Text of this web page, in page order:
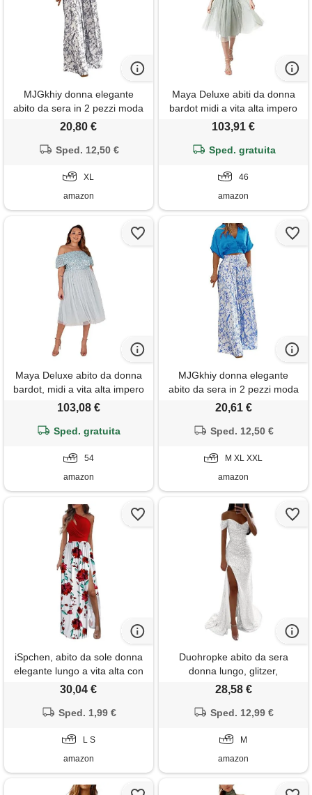
MJGkhiy donna elegante
abito da sera in 2 pezzi moda
canotta & pantaloni cerimonia
gamba larga suit leggera
20,80 €
Sped. 12,50 €
XL
amazon
Maya Deluxe abiti da donna
bardot midi a vita alta impero
paillettes impreziosito da sera
vestito per damigella d'onore,
103,91 €
Sped. gratuita
46
amazon
Maya Deluxe abito da donna
bardot, midi a vita alta impero
con paillettes, impreziosito da
nozze vestito per damigella
103,08 €
Sped. gratuita
54
amazon
MJGkhiy donna elegante
abito da sera in 2 pezzi moda
canotta & pantaloni cerimonia
gamba larga suit leggera
20,61 €
Sped. 12,50 €
M XL XXL
amazon
iSpchen, abito da sole donna
elegante lungo a vita alta con
spalle scoperte, rosso s
30,04 €
Sped. 1,99 €
L S
amazon
Duohropke abito da sera
donna lungo, glitzer,
pailletten, abito da ballo,
tunica, sexy, con spacco
scollo a v, abito da cocktail,
abito
28,58 €
Sped. 12,99 €
M
amazon